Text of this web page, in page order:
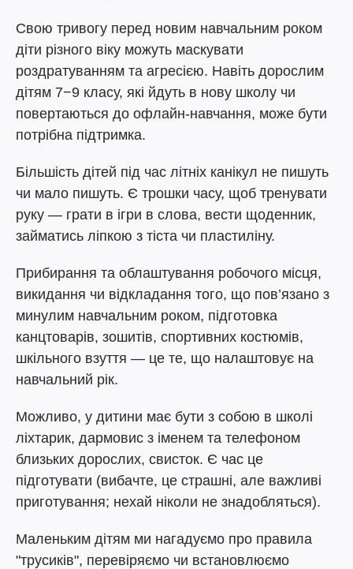
Свою тривогу перед новим навчальним роком
діти різного віку можуть маскувати
роздратуванням та агресією. Навіть дорослим
дітям 7−9 класу, які йдуть в нову школу чи
повертаються до офлайн-навчання, може бути
потрібна підтримка.
Більшість дітей під час літніх канікул не пишуть
чи мало пишуть. Є трошки часу, щоб тренувати
руку — грати в ігри в слова, вести щоденник,
займатись ліпкою з тіста чи пластиліну.
Прибирання та облаштування робочого місця,
викидання чи відкладання того, що пов’язано з
минулим навчальним роком, підготовка
канцтоварів, зошитів, спортивних костюмів,
шкільного взуття — це те, що налаштовує на
навчальний рік.
Можливо, у дитини має бути з собою в школі
ліхтарик, дармовис з іменем та телефоном
близьких дорослих, свисток. Є час це
підготувати (вибачте, це страшні, але важливі
приготування; нехай ніколи не знадобляться).
Маленьким дітям ми нагадуємо про правила
"трусиків", перевіряємо чи встановлюємо